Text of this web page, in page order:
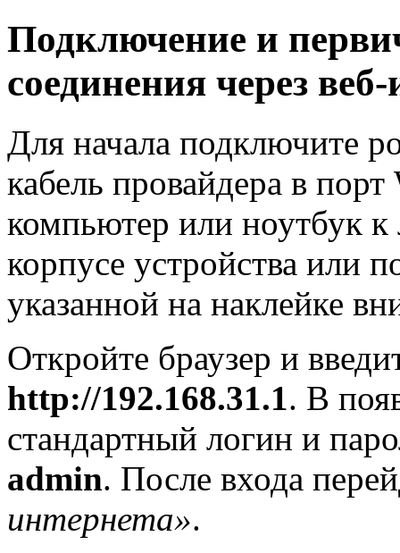
Подключение и
соединения через
Для начала подключите
кабель провайдера в
компьютер или ноутбук
корпусе устройства или
указанной на наклейке
Откройте браузер и
http://192.168.31.1. В
стандартный логин и
admin. После входа
интернета».